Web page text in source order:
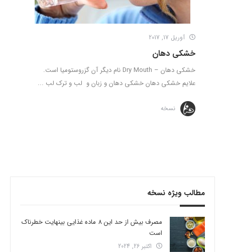
آوریل 17, 2017
خشکی دهان
خشکی دهان – Dry Mouth نام دیگر آن گزروستومیا است.
علایم خشکی دهان خشکی دهان و زبان و لب و ترک لب ...
نسخه
مطالب ویژه نسخه
مصرف بیش از حد این 8 ماده غذایی بینهایت خطرناک
است
اکتبر 26, 2024